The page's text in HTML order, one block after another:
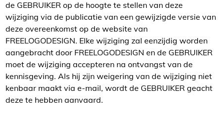
de GEBRUIKER op de hoogte te stellen van deze
wijziging via de publicatie van een gewijzigde versie van
deze overeenkomst op de website van
FREELOGODESIGN. Elke wijziging zal eenzijdig worden
aangebracht door FREELOGODESIGN en de GEBRUIKER
moet de wijziging accepteren na ontvangst van de
kennisgeving. Als hij zijn weigering van de wijziging niet
kenbaar maakt via e-mail, wordt de GEBRUIKER geacht
deze te hebben aanvaard.